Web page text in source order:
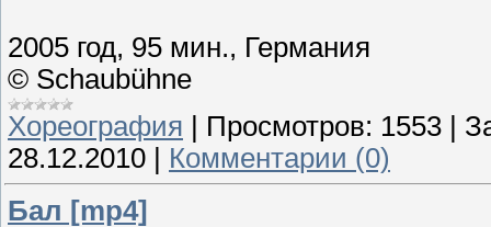
2005 год, 95 мин., Германия
© Schaubühne
Хореография
Просмотров: 1553
28.12.2010
Комментарии (0)
Бал [mp4]